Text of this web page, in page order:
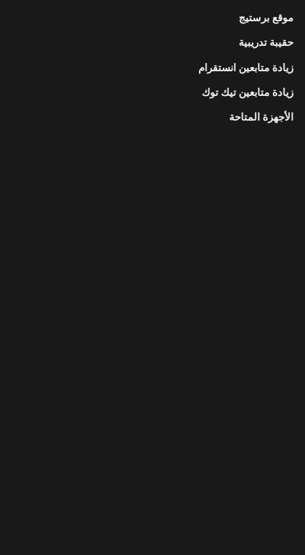
موقع برستيج
حقيبة تدريبية
زيادة متابعين انستقرام
زيادة متابعين تيك توك
الأجهزة المتاحة